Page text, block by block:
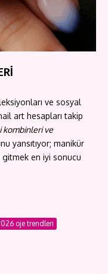
ve sosyal
art hesapları takip
kombinleri ve
yansıtıyor; manikür
en iyi sonucu
oje trendleri